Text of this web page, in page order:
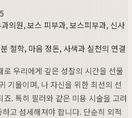
의원, 보스 피부과, 보스피부과, 신사
철학, 마음 정돈, 사색과 실천의 연결
우리에게 깊은 성찰의 시간을 선물
기울이며, 나 자신을 위한 최선의 선
. 특히 필러와 같은 미용 시술을 고려
고 섬세해져야 합니다. 단순히 외적